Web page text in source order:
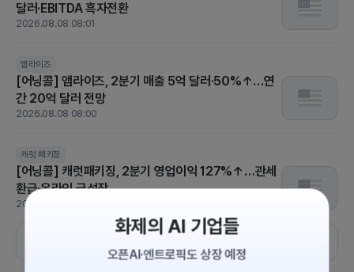
화제의 AI 기업들
오픈AI·엔트로픽도 상장 예정
달러·EBITDA 흑자전환
2026.08.08 08:01
앰라이즈
[어닝콜] 앰라이즈, 2분기 매출 5억 달러·50%↑…연
간 20억 달러 전망
2026.08.08 08:00
캐럿 패키징
[어닝콜] 캐럿패키징, 2분기 영업이익 127%↑…관세
환급·온라인 급성장
2026.08.08 07:59
2026.08.08 07:30
[실적발표] 코노코필립스, 주당순이익 3.24 달러..예상
치 2.85 달러 상회
2026.08.07 08:25
하락, 실적 장세의 냉혹한 현실
2026.08.07 06:30